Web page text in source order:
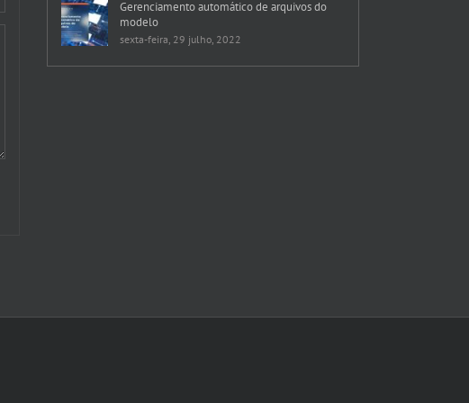
Gerenciamento automático de arquivos do
modelo
sexta-feira, 29 julho, 2022